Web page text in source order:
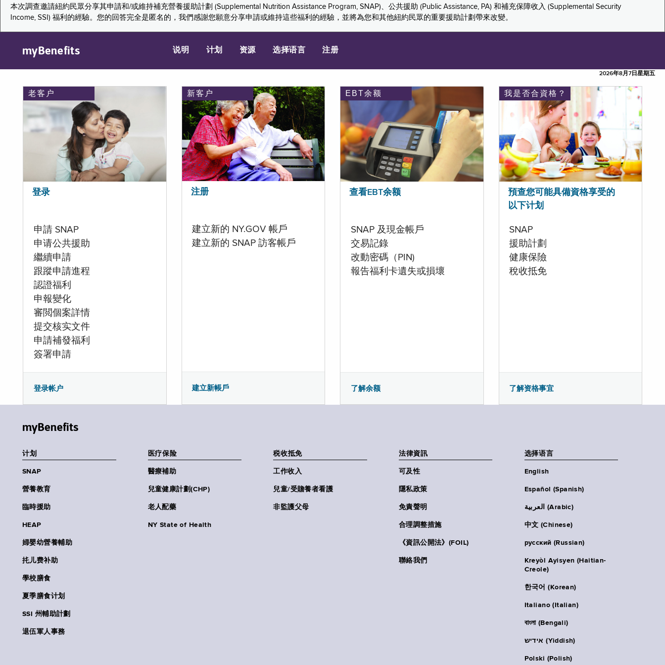
本次調查邀請紐約民眾分享其申請和/或維持補充營養援助計劃 (Supplemental Nutrition Assistance Program, SNAP)、公共援助 (Public Assistance, PA) 和補充保障收入 (Supplemental Security
Income, SSI) 福利的經驗。您的回答完全是匿名的，我們感謝您願意分享申請或維持這些福利的經驗，並將為您和其他紐約民眾的重要援助計劃帶來改變。
myBenefits 说明 计划 资源 选择语言 注册
2026年8月7日星期五
老客户
登录
申請 SNAP
申请公共援助
繼續申請
跟蹤申請進程
認證福利
申報變化
審閲個案詳情
提交核实文件
申請補發福利
簽署申請
登录帐户
新客户
注册
建立新的 NY.GOV 帳戶
建立新的 SNAP 訪客帳戶
建立新帳戶
EBT余额
查看EBT余额
SNAP 及現金帳戶
交易記錄
改動密碼（PIN)
報告福利卡遺失或損壞
了解余额
我是否合資格？
預查您可能具備資格享受的
以下计划
SNAP
援助計劃
健康保險
稅收抵免
了解资格事宜
myBenefits
计划
SNAP
營養教育
臨時援助
HEAP
婦嬰幼營養輔助
扥儿费补助
學校膳食
夏季膳食计划
SSI 州輔助計劃
退伍軍人事務
医疗保险
醫療補助
兒童健康計劃(CHP)
老人配藥
NY State of Health
税收抵免
工作收入
兒童/受贍養者看護
非監護父母
法律資訊
可及性
隱私政策
免責聲明
合理調整措施
《資訊公開法》(FOIL)
聯絡我們
选择语言
English
Español (Spanish)
العربية (Arabic)
中文 (Chinese)
русский (Russian)
Kreyòl Ayisyen (Haitian-
Creole)
한국어 (Korean)
Italiano (Italian)
বাংলা (Bengali)
אידיש (Yiddish)
Polski (Polish)